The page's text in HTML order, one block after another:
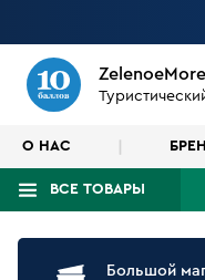
О НАС
ВСЕ ТОВАРЫ
Что будем искать?
Большой